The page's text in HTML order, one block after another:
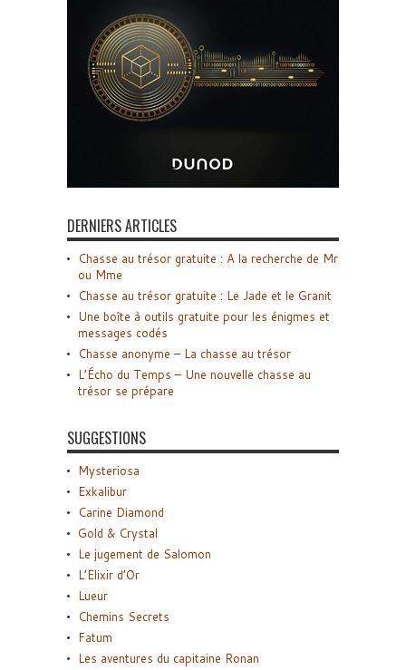
DERNIERS ARTICLES
Chasse au trésor gratuite : A la recherche de Mr
ou Mme
Chasse au trésor gratuite : Le Jade et le Granit
Une boîte à outils gratuite pour les énigmes et
messages codés
Chasse anonyme – La chasse au trésor
L’Écho du Temps – Une nouvelle chasse au
trésor se prépare
SUGGESTIONS
Mysteriosa
Exkalibur
Carine Diamond
Gold & Crystal
Le jugement de Salomon
L’Elixir d’Or
Lueur
Chemins Secrets
Fatum
Les aventures du capitaine Ronan